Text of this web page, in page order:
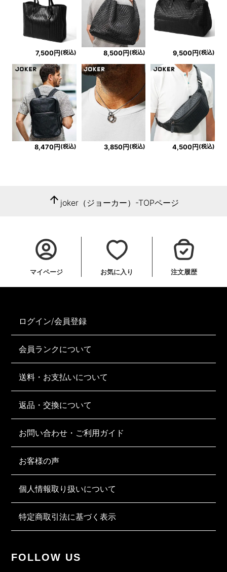
7,500円 (税込) 8,500円 (税込) 9,500円 (税込)
8,470円 (税込) 3,850円 (税込) 4,500円 (税込)
arrow_upward joker（ジョーカー）-TOPページ
マイページ お気に入り 注文履歴
ログイン/会員登録
会員ランクについて
送料・お支払いについて
返品・交換について
お問い合わせ・ご利用ガイド
お客様の声
個人情報取り扱いについて
特定商取引法に基づく表示
FOLLOW US